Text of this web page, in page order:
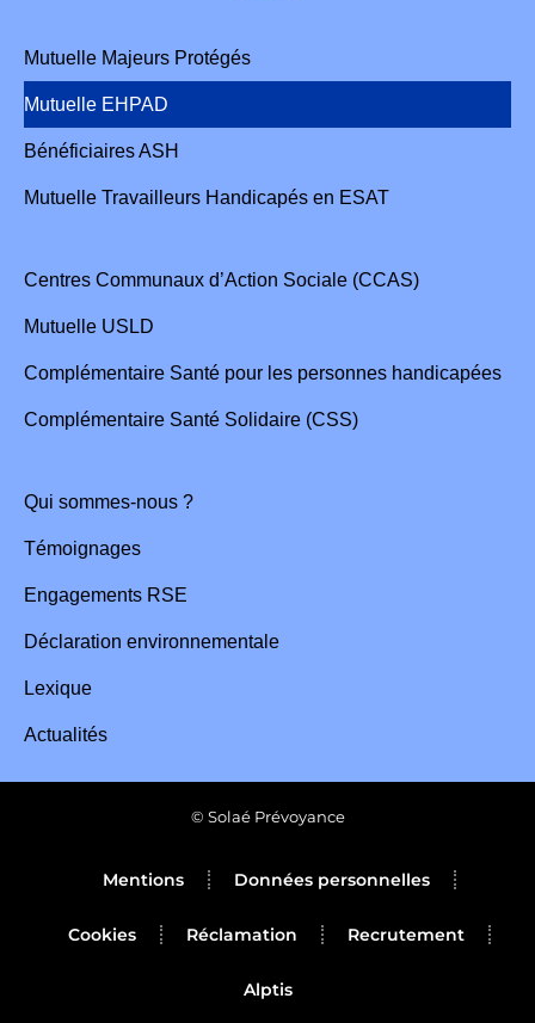
Mutuelle Majeurs Protégés
Mutuelle EHPAD
Bénéficiaires ASH
Mutuelle Travailleurs Handicapés en ESAT
Centres Communaux d’Action Sociale (CCAS)
Mutuelle USLD
Complémentaire Santé pour les personnes handicapées
Complémentaire Santé Solidaire (CSS)
Qui sommes-nous ?
Témoignages
Engagements RSE
Déclaration environnementale
Lexique
Actualités
© Solaé Prévoyance
Mentions Données personnelles
Cookies Réclamation Recrutement
Alptis